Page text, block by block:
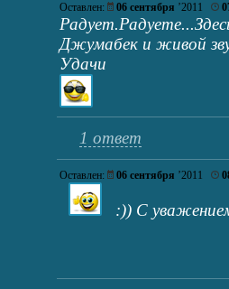
Оставлен: 06 сентября ’2011
Джумабек и живой
Удачи
1 ответ
Оставлен: 06 сентября ’2011
:)) С